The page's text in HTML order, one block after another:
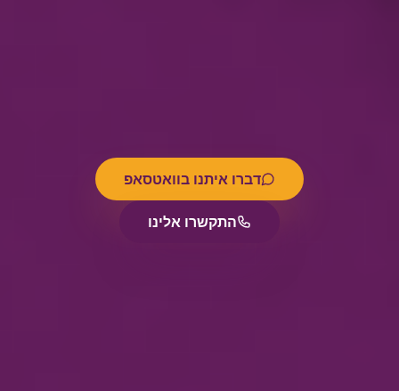
דברו איתנו בוואטסאפ
התקשרו אלינו